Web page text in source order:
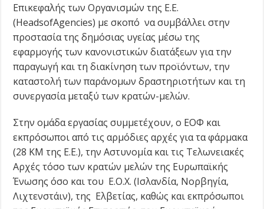
Επικεφαλής των Οργανισμών της Ε.Ε.
(HeadsofAgencies) με σκοπό να συμβάλλει στην
προστασία της δημόσιας υγείας μέσω της
εφαρμογής των κανονιστικών διατάξεων για την
παραγωγή και τη διακίνηση των προϊόντων, την
καταστολή των παράνομων δραστηριοτήτων και τη
συνεργασία μεταξύ των κρατών-μελών.
Στην ομάδα εργασίας συμμετέχουν, ο ΕΟΦ και
εκπρόσωποι από τις αρμόδιες αρχές για τα φάρμακα
(28 ΚΜ της Ε.Ε.), την Αστυνομία και τις Τελωνειακές
Αρχές τόσο των κρατών μελών της Ευρωπαϊκής
Ένωσης όσο και του Ε.Ο.Χ. (Ισλανδία, Νορβηγία,
Λιχτενστάιν), της Ελβετίας, καθώς και εκπρόσωποι